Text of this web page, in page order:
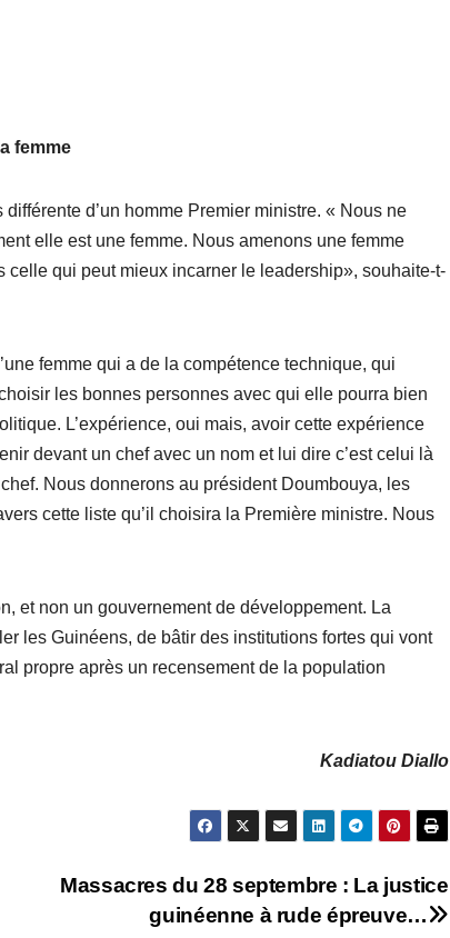
femme
d’un homme Premier ministre. « Nous ne
elle est une femme. Nous amenons une femme
celle qui peut mieux incarner le leadership», souhaite-t-
femme qui a de la compétence technique, qui
les bonnes personnes avec qui elle pourra bien
L’expérience, oui mais, avoir cette expérience
devant un chef avec un nom et lui dire c’est celui là
Nous donnerons au président Doumbouya, les
cette liste qu’il choisira la Première ministre. Nous
et non un gouvernement de développement. La
les Guinéens, de bâtir des institutions fortes qui vont
propre après un recensement de la population
Kadiatou Diallo
Massacres du 28 septembre : La justice
guinéenne à rude épreuve…